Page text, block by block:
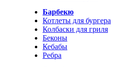
Барбекю
Котлеты для бургера
Колбаски для гриля
Беконы
Кебабы
Ребра